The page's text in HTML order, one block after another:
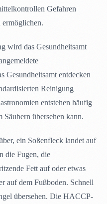
Gefahren
wird das Gesundheitsamt
Gesundheitsamt entdecken
Reinigung
entstehen häufig
Säubern übersehen kann.
ein Soßenfleck landet auf
die Fugen, die
Fett auf oder etwas
auf dem Fußboden. Schnell
übersehen. Die HACCP-